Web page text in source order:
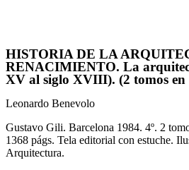
HISTORIA DE LA
RENACIMIENTO. La
XV al siglo XVIII). (2 tomos en
Leonardo Benevolo
Gustavo Gili. Barcelona 1984. 4º. 2
1368 págs. Tela editorial con estuche.
Arquitectura.